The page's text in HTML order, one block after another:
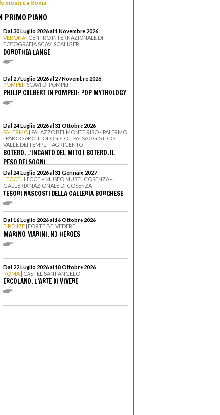
mostre a Roma
PRIMO PIANO
Dal 30 Luglio 2026 al 1 Novembre 2026
VERONA | CENTRO INTERNAZIONALE DI
FOTOGRAFIA SCAVI SCALIGERI
DOROTHEA LANGE
Dal 27 Luglio 2026 al 27 Novembre 2026
POMPEI | SCAVI DI POMPEI
PHILIP COLBERT IN POMPEII: POP MYTHOLOGY
Dal 24 Luglio 2026 al 31 Ottobre 2026
PALERMO | PALAZZO BELMONTE RISO - PALERMO
I PARCO ARCHEOLOGICO E PAESAGGISTICO
VALLE DEI TEMPLI - AGRIGENTO
BOTERO. L’INCANTO DEL MITO I BOTERO. IL
PESO DEI SOGNI
Dal 24 Luglio 2026 al 31 Gennaio 2027
LECCE | LECCE – MUSEO MUST I COSENZA –
GALLERIA NAZIONALE DI COSENZA
TESORI NASCOSTI DELLA GALLERIA BORGHESE
Dal 16 Luglio 2026 al 16 Ottobre 2026
FIRENZE | FORTE BELVEDERE
MARINO MARINI. NO HEROES
Dal 22 Luglio 2026 al 18 Ottobre 2026
ROMA | CASTEL SANT’ANGELO
ERCOLANO. L’ARTE DI VIVERE